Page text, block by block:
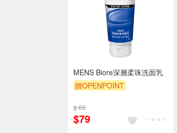
MENS Biore深層柔珠洗面乳
贈OPENPOINT
贈$200
$ 89
$79